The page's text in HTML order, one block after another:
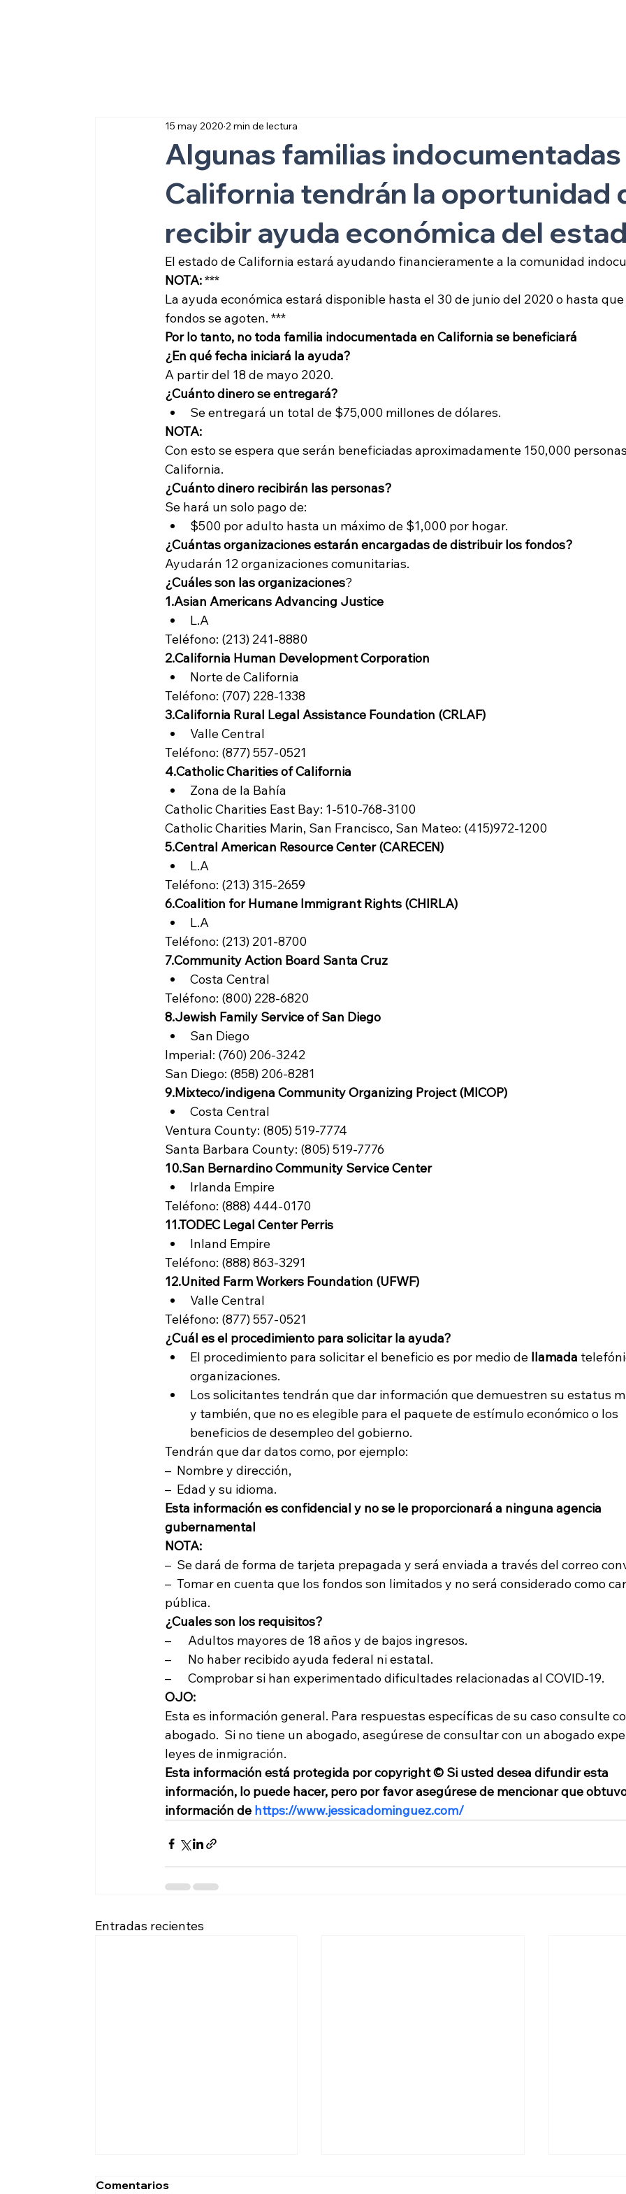
Algunas familias indocumentadas
California tendrán la oportunidad
recibir ayuda económica del
15 may 2020 2 min de lectura
El estado de California estará ayudando financieramente a la comunidad
NOTA: ***
La ayuda económica estará disponible hasta el 30 de junio del 2020 o hasta
fondos se agoten. ***
Por lo tanto, no toda familia indocumentada en California se beneficiará
¿En qué fecha iniciará la ayuda?
A partir del 18 de mayo 2020.
¿Cuánto dinero se entregará?
Se entregará un total de $75,000 millones de dólares.
NOTA:
Con esto se espera que serán beneficiadas aproximadamente 150,000
California.
¿Cuánto dinero recibirán las personas?
Se hará un solo pago de:
$500 por adulto hasta un máximo de $1,000 por hogar.
¿Cuántas organizaciones estarán encargadas de distribuir los fondos?
Ayudarán 12 organizaciones comunitarias.
¿Cuáles son las organizaciones?
1.Asian Americans Advancing Justice
L.A
Teléfono: (213) 241-8880
2.California Human Development Corporation
Norte de California
Teléfono: (707) 228-1338
3.California Rural Legal Assistance Foundation (CRLAF)
Valle Central
Teléfono: (877) 557-0521
4.Catholic Charities of California
Zona de la Bahía
Catholic Charities East Bay: 1-510-768-3100
Catholic Charities Marin, San Francisco, San Mateo: (415)972-1200
5.Central American Resource Center (CARECEN)
L.A
Teléfono: (213) 315-2659
6.Coalition for Humane Immigrant Rights (CHIRLA)
L.A
Teléfono: (213) 201-8700
7.Community Action Board Santa Cruz
Costa Central
Teléfono: (800) 228-6820
8.Jewish Family Service of San Diego
San Diego
Imperial: (760) 206-3242
San Diego: (858) 206-8281
9.Mixteco/indigena Community Organizing Project (MICOP)
Costa Central
Ventura County: (805) 519-7774
Santa Barbara County: (805) 519-7776
10.San Bernardino Community Service Center
Irlanda Empire
Teléfono: (888) 444-0170
11.TODEC Legal Center Perris
Inland Empire
Teléfono: (888) 863-3291
12.United Farm Workers Foundation (UFWF)
Valle Central
Teléfono: (877) 557-0521
¿Cuál es el procedimiento para solicitar la ayuda?
El procedimiento para solicitar el beneficio es por medio de llamada
organizaciones.
Los solicitantes tendrán que dar información que demuestren su estatus
y también, que no es elegible para el paquete de estímulo económico o los
beneficios de desempleo del gobierno.
Tendrán que dar datos como, por ejemplo:
–  Nombre y dirección,
–  Edad y su idioma.
Esta información es confidencial y no se le proporcionará a ninguna agencia
gubernamental
NOTA:
–  Se dará de forma de tarjeta prepagada y será enviada a través del correo
–  Tomar en cuenta que los fondos son limitados y no será considerado como
pública.
¿Cuales son los requisitos?
–      Adultos mayores de 18 años y de bajos ingresos.
–      No haber recibido ayuda federal ni estatal.
–      Comprobar si han experimentado dificultades relacionadas al COVID-19.
OJO:
Esta es información general. Para respuestas específicas de su caso consulte
abogado.  Si no tiene un abogado, asegúrese de consultar con un abogado
leyes de inmigración.
Esta información está protegida por copyright © Si usted desea difundir esta
información, lo puede hacer, pero por favor asegúrese de mencionar que
información de https://www.jessicadominguez.com/
Entradas recientes
Comentarios